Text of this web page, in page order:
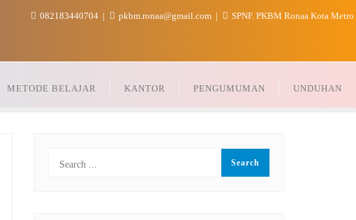
082183440704 pkbm.ronaa@gmail.com SPNF. PKBM Ronaa Kota Metro
METODE BELAJAR KANTOR PENGUMUMAN UNDUHAN